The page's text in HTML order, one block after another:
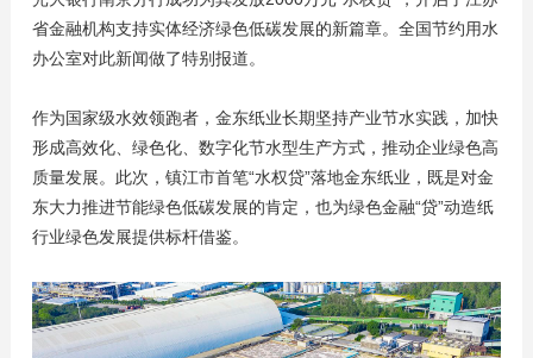
省金融机构支持实体经济绿色低碳发展的新篇章。全国节约用水
办公室对此新闻做了特别报道。
作为国家级水效领跑者，金东纸业长期坚持产业节水实践，加快
形成高效化、绿色化、数字化节水型生产方式，推动企业绿色高
质量发展。此次，镇江市首笔“水权贷”落地金东纸业，既是对金
东大力推进节能绿色低碳发展的肯定，也为绿色金融“贷”动造纸
行业绿色发展提供标杆借鉴。